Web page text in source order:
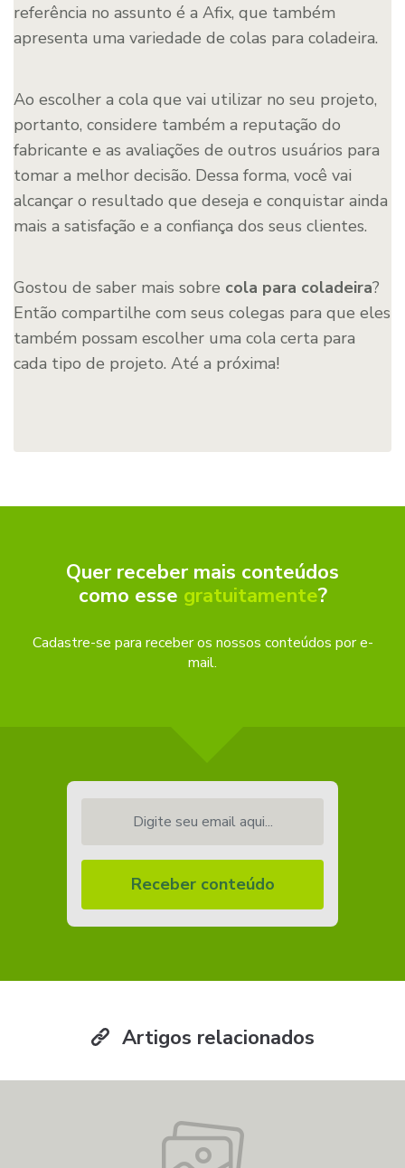
referência no assunto é a Afix, que também
apresenta uma variedade de colas para coladeira.
Ao escolher a cola que vai utilizar no seu projeto,
portanto, considere também a reputação do
fabricante e as avaliações de outros usuários para
tomar a melhor decisão. Dessa forma, você vai
alcançar o resultado que deseja e conquistar ainda
mais a satisfação e a confiança dos seus clientes.
Gostou de saber mais sobre cola para coladeira?
Então compartilhe com seus colegas para que eles
também possam escolher uma cola certa para
cada tipo de projeto. Até a próxima!
Quer receber mais conteúdos
como esse gratuitamente?
Cadastre-se para receber os nossos conteúdos por e-
mail.
Receber conteúdo
Artigos relacionados